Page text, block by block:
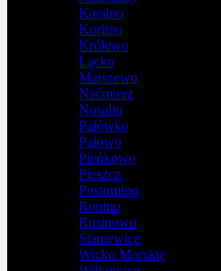
Karsino
Korlino
Królewo
Łącko
Marszewo
Naćmierz
Nosalin
Pałówko
Pałowo
Pieńkowo
Pieszcz
Postomino
Ronino
Rusinowo
Staniewice
Wicko Morskie